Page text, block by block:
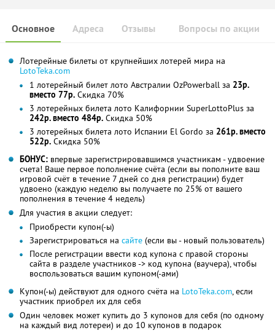
Основное Отзывы Вопросы по акции
Адреса
Лотерейные билеты от крупнейших лотерей мира на
LotoTeka.com
1 лотерейный билет лото Австралии OzPowerball за 23р.
вместо 77р. Скидка 70%
3 лотерейных билета лото Калифорнии SuperLottoPlus за
242р. вместо 484р. Скидка 50%
3 лотерейных билета лото Испании El Gordo за 261р. вместо
522р. Скидка 50%
БОНУС: впервые зарегистрировавшимся участникам - удвоение
счета! Ваше первое пополнение счёта (если вы пополните ваш
игровой счёт в течение 7 дней со дня регистрации) будет
удвоено (каждую неделю вы получаете по 25% от вашего
пополнения в течение 4 недель)
Для участия в акции следует:
Приобрести купон(-ы)
Зарегистрироваться на сайте (если вы - новый пользователь)
После регистрации ввести код купона с правой стороны
сайта в разделе участников -> код купона (ваучера), чтобы
воспользоваться вашим купоном(-ами)
Купон(-ы) действуют для одного счёта на LotoTeka.com, если
участник приобрел их для себя
Один человек может купить до 3 купонов для себя (по одному
на каждый вид лотереи) и до 10 купонов в подарок